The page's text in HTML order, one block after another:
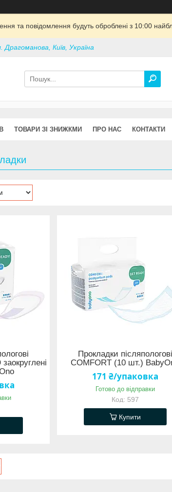
та повідомлення будуть оброблені з 10:00
Драгоманова, Київ, Україна
ТОВАРИ ЗІ ЗНИЖКМИ ПРО НАС КОНТАКТИ
Прокладки післяпологові
COMFORT (10 шт.)
171 ₴/упаковка
Готово до відправки
597
Купити